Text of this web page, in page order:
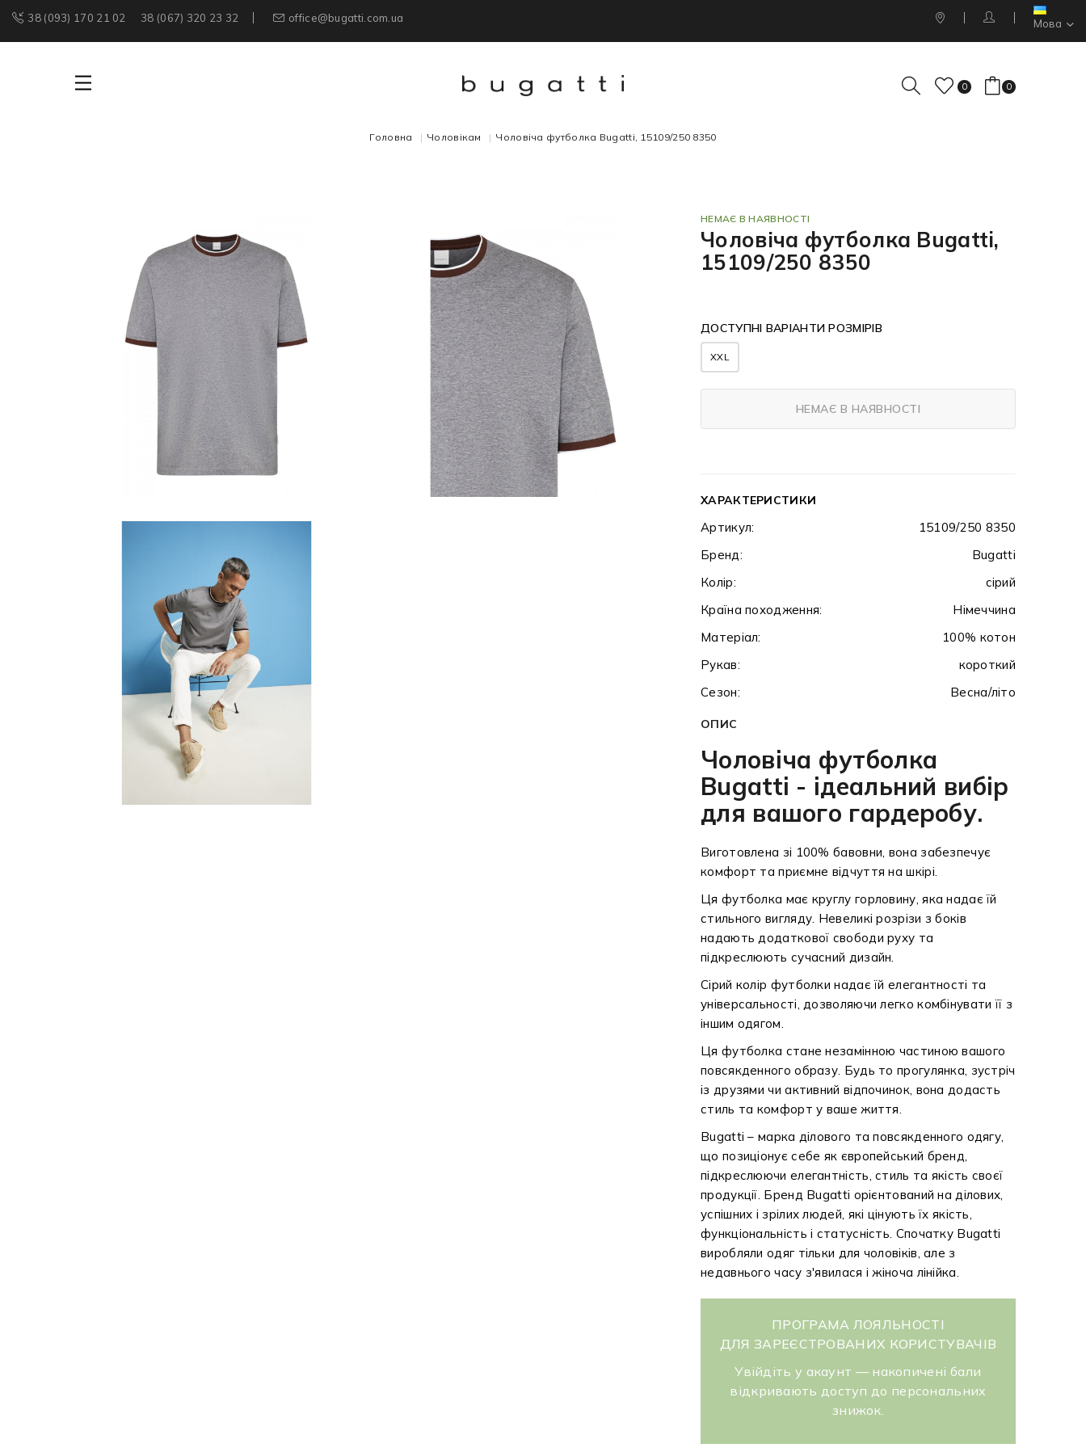
38 (093) 170 21 02 38 (067) 320 23 32 office@bugatti.com.ua Мова
0 0
Головна Чоловікам Чоловіча футболка Bugatti, 15109/250 8350
НЕМАЄ В НАЯВНОСТІ
Чоловіча футболка Bugatti,
15109/250 8350
ДОСТУПНІ ВАРІАНТИ РОЗМІРІВ
XXL
НЕМАЄ В НАЯВНОСТІ
ХАРАКТЕРИСТИКИ
Артикул:
15109/250 8350
Бренд:
Bugatti
Колір:
сірий
Країна походження:
Німеччина
Матеріал:
100% котон
Рукав:
короткий
Сезон:
Весна/літо
ОПИС
Чоловіча футболка
Bugatti - ідеальний вибір
для вашого гардеробу.
Виготовлена зі 100% бавовни, вона забезпечує
комфорт та приємне відчуття на шкірі.
Ця футболка має круглу горловину, яка надає їй
стильного вигляду. Невеликі розрізи з боків
надають додаткової свободи руху та
підкреслюють сучасний дизайн.
Сірий колір футболки надає їй елегантності та
універсальності, дозволяючи легко комбінувати її з
іншим одягом.
Ця футболка стане незамінною частиною вашого
повсякденного образу. Будь то прогулянка, зустріч
із друзями чи активний відпочинок, вона додасть
стиль та комфорт у ваше життя.
Bugatti – марка ділового та повсякденного одягу,
що позиціонує себе як європейський бренд,
підкреслюючи елегантність, стиль та якість своєї
продукції. Бренд Bugatti орієнтований на ділових,
успішних і зрілих людей, які цінують їх якість,
функціональність і статусність. Спочатку Bugatti
виробляли одяг тільки для чоловіків, але з
недавнього часу з'явилася і жіноча лінійка.
ПРОГРАМА ЛОЯЛЬНОСТІ
ДЛЯ ЗАРЕЄСТРОВАНИХ КОРИСТУВАЧІВ
Увійдіть у акаунт — накопичені бали
відкривають доступ до персональних
знижок.